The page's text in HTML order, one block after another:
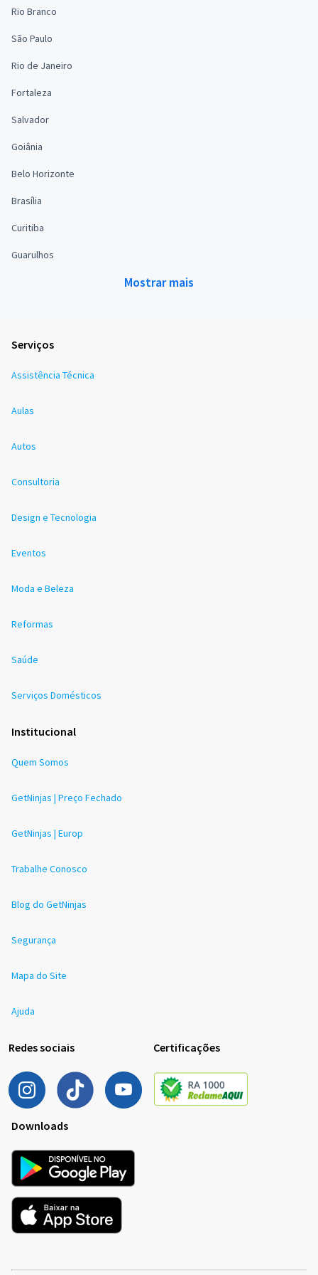
Rio Branco
São Paulo
Rio de Janeiro
Fortaleza
Salvador
Goiânia
Belo Horizonte
Brasília
Curitiba
Guarulhos
Mostrar mais
Serviços
Assistência Técnica
Aulas
Autos
Consultoria
Design e Tecnologia
Eventos
Moda e Beleza
Reformas
Saúde
Serviços Domésticos
Institucional
Quem Somos
GetNinjas | Preço Fechado
GetNinjas | Europ
Trabalhe Conosco
Blog do GetNinjas
Segurança
Mapa do Site
Ajuda
Redes sociais Certificações
Downloads